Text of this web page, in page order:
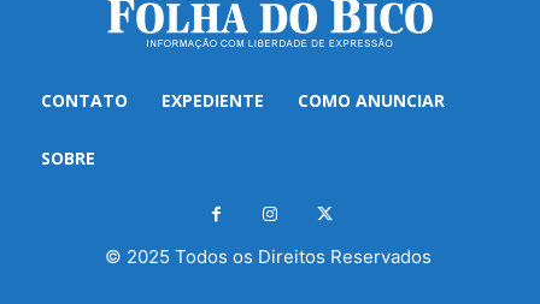
CONTATO EXPEDIENTE COMO ANUNCIAR
SOBRE
© 2025 Todos os Direitos Reservados